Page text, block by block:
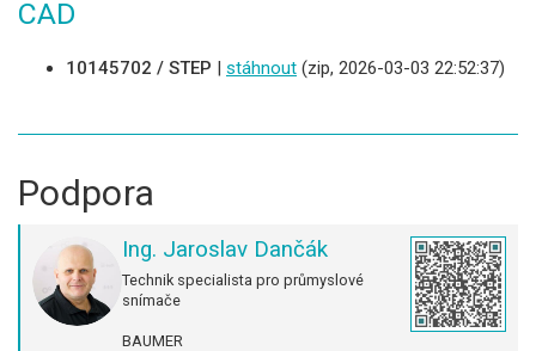
CAD
10145702 / STEP | stáhnout (zip, 2026-03-03 22:52:37)
Podpora
Ing. Jaroslav Dančák
Technik specialista pro průmyslové
snímače
BAUMER